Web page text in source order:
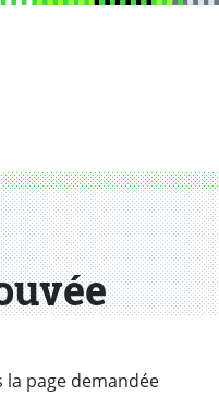
la page demandée